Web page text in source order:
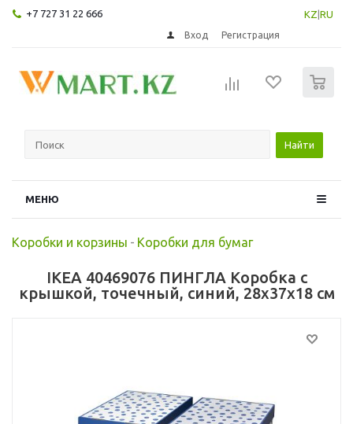
+7 727 31 22 666 KZ RU
Вход Регистрация
Найти
МЕНЮ
Коробки и корзины - Коробки для бумаг
IKEA 40469076 ПИНГЛА Коробка с
крышкой, точечный, синий, 28x37x18 см